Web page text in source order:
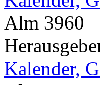
Alm 3960
Kalender,